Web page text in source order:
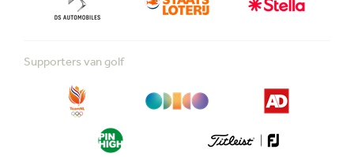
Supporters van golf